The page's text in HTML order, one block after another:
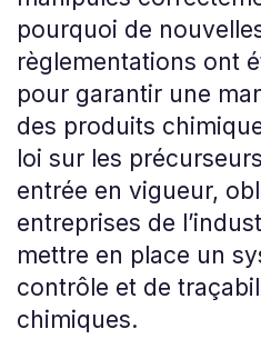
pourquoi de
règlementations ont
pour garantir une
des produits
loi sur les
entrée en vigueur,
entreprises de
mettre en place un
contrôle et de
chimiques.